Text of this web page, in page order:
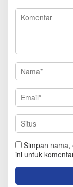
Simpan
ini untuk